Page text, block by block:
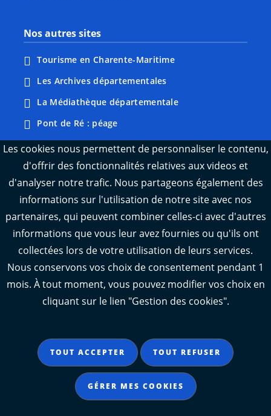
Nos autres sites
Tourisme en Charente-Maritime
Les Archives départementales
La Médiathèque départementale
Pont de Ré : péage
Webcams : Ré info trafic
Webcams : Oléron info trafic
Manger 17
L'Observatoire des territoires de Charente-
Maritime
Accessibilité : partiellement conforme
Mentions légales
Données personnelles
Gestion des cookies
Contact
Les cookies nous permettent de personnaliser le contenu,
d'offrir des fonctionnalités relatives aux videos et
d'analyser notre trafic. Nous partageons également des
informations sur l'utilisation de notre site avec nos
partenaires, qui peuvent combiner celles-ci avec d'autres
informations que vous leur avez fournies ou qu'ils ont
collectées lors de votre utilisation de leurs services.
Nous conservons vos choix de consentement pendant 1
mois. À tout moment, vous pouvez modifier vos choix en
cliquant sur le lien "Gestion des cookies".
TOUT ACCEPTER TOUT REFUSER
GÉRER MES COOKIES